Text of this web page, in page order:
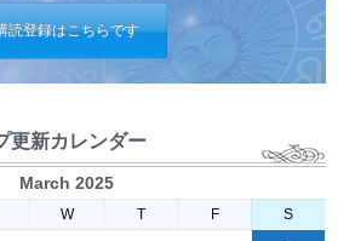
読登録はこちらです
更新カレンダー
March 2025
W T F
S